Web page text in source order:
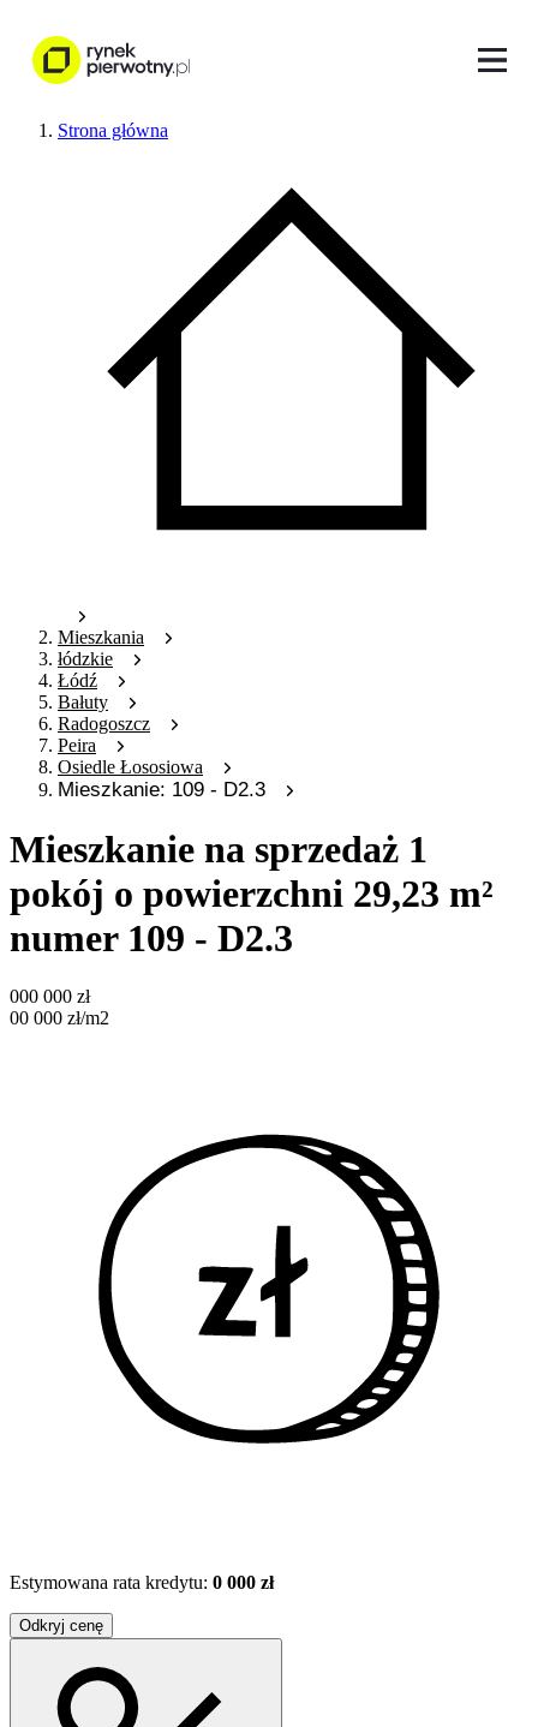
Strona główna
Mieszkania
łódzkie
Łódź
Bałuty
Radogoszcz
Peira
Osiedle Łososiowa
Mieszkanie: 109 - D2.3
Mieszkanie na sprzedaż 1
pokój o powierzchni 29,23 m²
numer 109 - D2.3
000 000 zł
00 000 zł/m2
Estymowana rata kredytu: 0 000 zł
Odkryj cenę